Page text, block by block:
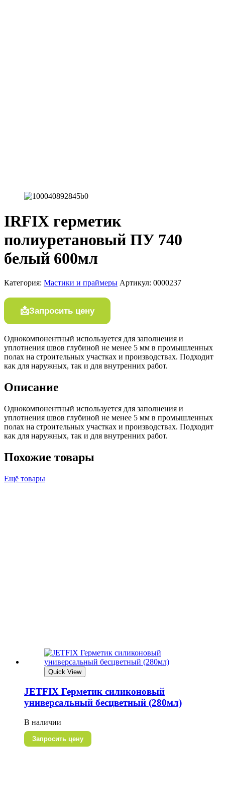
IRFIX герметик
полиуретановый ПУ 740
белый 600мл
Категория: Мастики и праймеры Артикул: 0000237
Запросить цену
Однокомпонентный используется для заполнения и
уплотнения швов глубиной не менее 5 мм в промышленных
полах на строительных участках и производствах. Подходит
как для наружных, так и для внутренних работ.
Описание
Однокомпонентный используется для заполнения и
уплотнения швов глубиной не менее 5 мм в промышленных
полах на строительных участках и производствах. Подходит
как для наружных, так и для внутренних работ.
Похожие товары
Ещё товары
Quick View
JETFIX Герметик силиконовый
универсальный бесцветный (280мл)
В наличии
Запросить цену